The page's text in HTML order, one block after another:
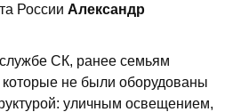
России Александр
СК, ранее семьям
которые не были оборудованы
уличным освещением,